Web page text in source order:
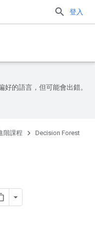
登入
好的語言，但可能會出錯。
階課程 Decision Forest